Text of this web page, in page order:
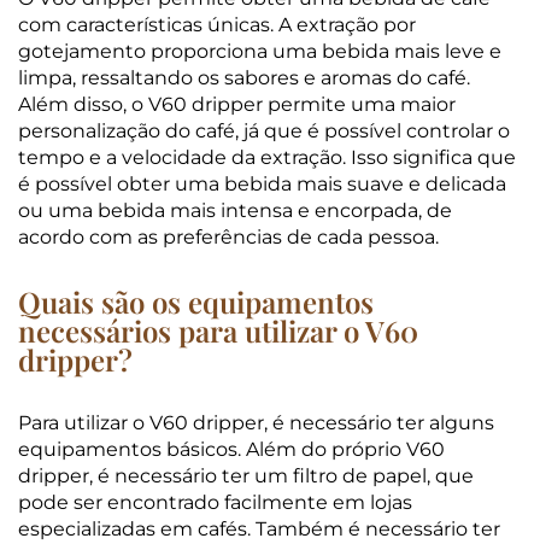
com características únicas. A extração por
gotejamento proporciona uma bebida mais leve e
limpa, ressaltando os sabores e aromas do café.
Além disso, o V60 dripper permite uma maior
personalização do café, já que é possível controlar o
tempo e a velocidade da extração. Isso significa que
é possível obter uma bebida mais suave e delicada
ou uma bebida mais intensa e encorpada, de
acordo com as preferências de cada pessoa.
Quais são os equipamentos
necessários para utilizar o V60
dripper?
Para utilizar o V60 dripper, é necessário ter alguns
equipamentos básicos. Além do próprio V60
dripper, é necessário ter um filtro de papel, que
pode ser encontrado facilmente em lojas
especializadas em cafés. Também é necessário ter